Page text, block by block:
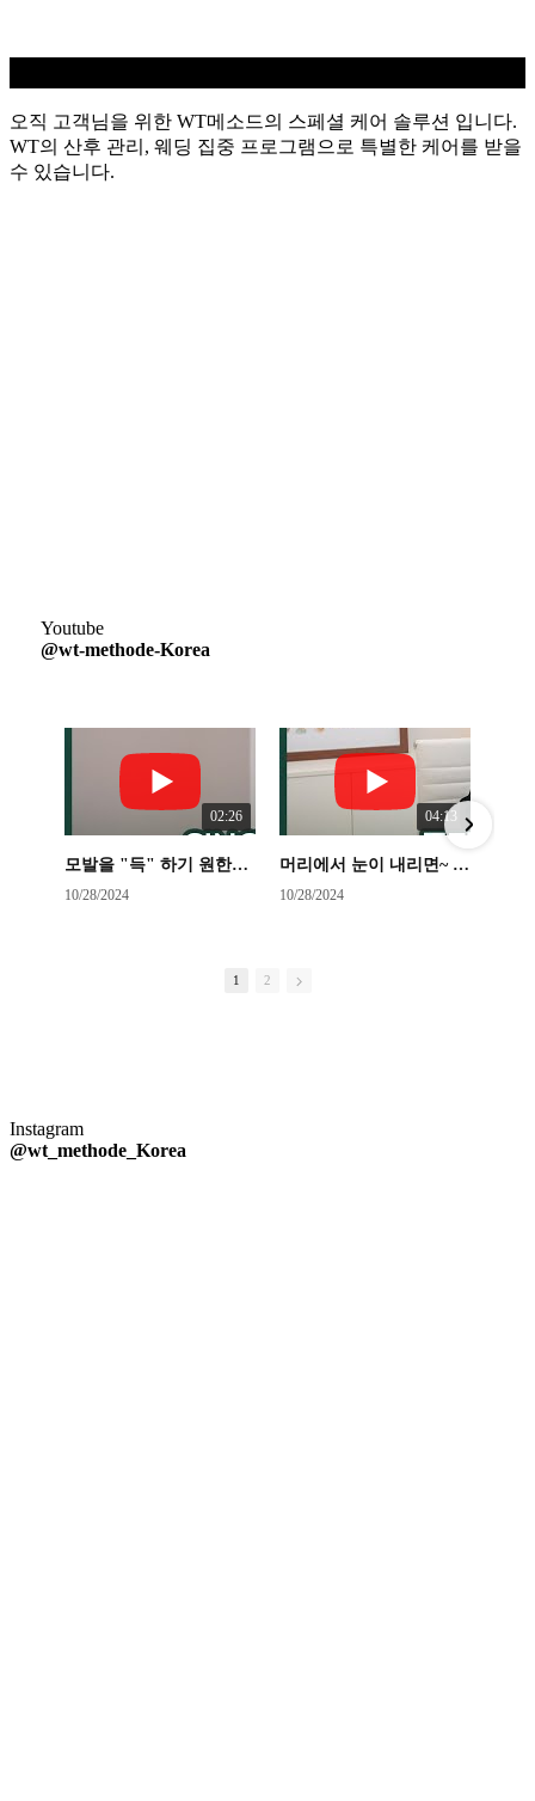
오직 고객님을 위한 WT메소드의 스페셜 케어 솔루션 입니다.
WT의 산후 관리, 웨딩 집중 프로그램으로 특별한 케어를 받을
수 있습니다.
Youtube
@wt-methode-Korea
02:26
모발을 "득" 하기 원한다면! 왜 WT메소드 여야 하는가??!!
10/28/2024
04:13
머리에서 눈이 내리면~ 싸래기 눈인지 함박눈인지 체크!!!
10/28/2024
1 2
Instagram
@wt_methode_Korea